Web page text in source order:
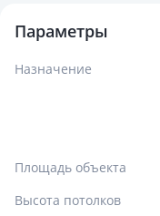
Параметры
Назначение
Площадь объекта
Высота потолков